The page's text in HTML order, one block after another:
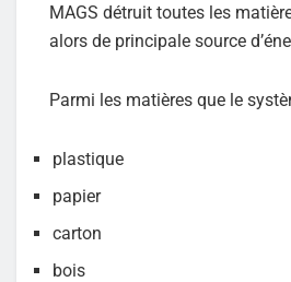
MAGS détruit toutes les
alors de principale source
Parmi les matières que le
plastique
papier
carton
bois